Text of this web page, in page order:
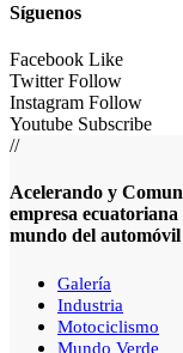
Síguenos
Facebook Like
Twitter Follow
Instagram Follow
Youtube Subscribe
//
Acelerando y
empresa
mundo del
Galería
Industria
Motociclismo
Mundo Verde